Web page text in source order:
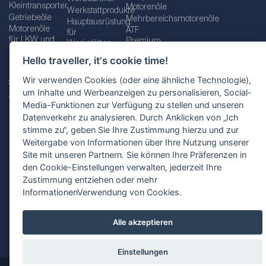
Hello traveller, it's cookie time!
Wir verwenden Cookies (oder eine ähnliche Technologie),
um Inhalte und Werbeanzeigen zu personalisieren, Social-
Media-Funktionen zur Verfügung zu stellen und unseren
Datenverkehr zu analysieren. Durch Anklicken von „Ich
stimme zu“, geben Sie Ihre Zustimmung hierzu und zur
Weitergabe von Informationen über Ihre Nutzung unserer
Site mit unseren Partnern. Sie können Ihre Präferenzen in
den Cookie-Einstellungen verwalten, jederzeit Ihre
Zustimmung entziehen oder mehr
InformationenVerwendung von Cookies.
Alle akzeptieren
Einstellungen
Kleintransporter
Getriebeöle
Motorenöle
für LKW und
Betriebs-
Serviceflüssigkeiten
Additive
Fette
Werkstattprodukte
Hauptausrüstung
für
Werkstätten
Schraubenschlüssel
und
Schraubenschlüsselsätze
Zusätzliche
Werkzeuge
für
Werkstätten
Motorenöle
Mehrbereichsmotorenöle
ATF
Premium
Öle für
Getriebeöle
Impressum AGB
Datenschutzbestimmungen Standortauswahl